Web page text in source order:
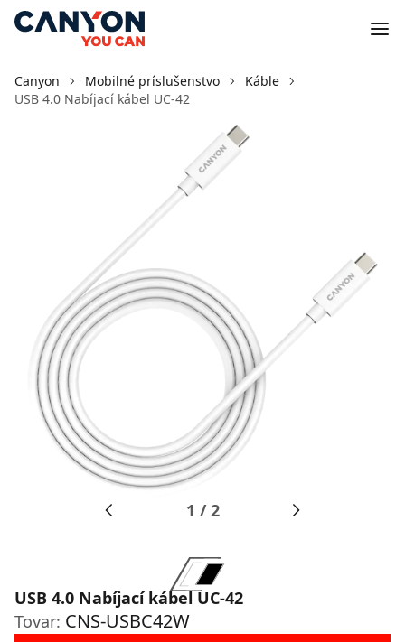
Canyon Mobilné príslušenstvo
Káble
USB 4.0 Nabíjací kábel UC-42
1 /2
USB 4.0 Nabíjací kábel UC-42
Tovar: CNS-USBC42W